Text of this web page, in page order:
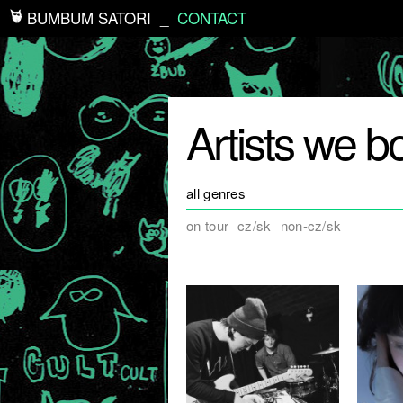
BUMBUM SATORI CONTACT
Artists we
all genres
on tour cz/sk non-cz/sk